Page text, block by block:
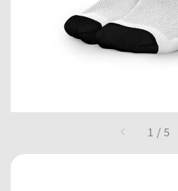
1 /5